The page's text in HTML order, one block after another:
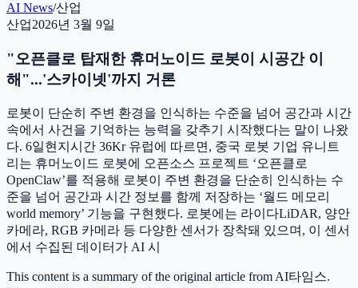
AI News/산업
산업2026년 3월 9일
"오픈클로 탑재한 휴머노이드 로봇이 시공간 이
해"...'스카이넷'까지 거론
로봇이 단순히 주변 환경을 인식하는 수준을 넘어 공간과 시간
속에서 사건을 기억하는 능력을 갖추기 시작했다는 말이 나왔
다. 6일현지시간 36Kr 유럽에 따르면, 중국 로봇 기업 유니트
리는 휴머노이드 로봇에 오픈소스 프로젝트 ‘오픈클로
OpenClaw’를 적용해 로봇이 주변 환경을 단순히 인식하는 수
준을 넘어 공간과 시간 정보를 함께 저장하는 ‘월드 메모리
world memory’ 기능을 구현했다. 로봇에는 라이다LiDAR, 양안
카메라, RGB 카메라 등 다양한 센서가 장착돼 있으며, 이 센서
에서 수집된 데이터가 AI 시
This content is a summary of the original article from AI타임스.